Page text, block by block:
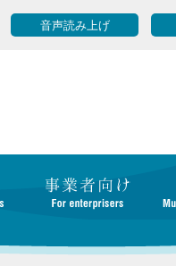
音声読み上げ